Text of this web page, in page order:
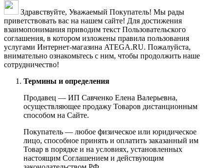
Здравствуйте, Уважаемый Покупатель! Мы рады
приветствовать вас на нашем сайте! Для достижения
взаимопонимания приводим текст Пользовательского
соглашения, в котором изложены правила пользования
услугами Интернет-магазина ATEGA.RU. Пожалуйста,
внимательно ознакомьтесь с ним, чтобы продолжить наше
сотрудничество!
Термины и определения
Продавец — ИП Савченко Елена Валерьевна,
осуществляющее продажу Товаров дистанционным
способом на Сайте.
Покупатель — любое физическое или юридическое
лицо, способное принять и оплатить заказанный им
Товар в порядке и на условиях, установленных
настоящим Соглашением и действующим